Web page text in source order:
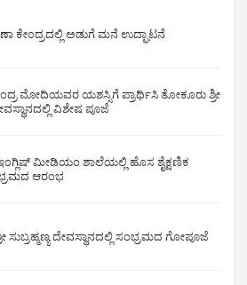
ಕೇಂದ್ರದಲ್ಲಿ ಅಡುಗೆ ಮನೆ ಉದ್ಘಾಟನೆ
ಮೋದಿಯವರ ಯಶಸ್ಸಿಗೆ ಪ್ರಾರ್ಥಿಸಿ ತೋಕೂರು ಶ್ರೀ
ವಿಶೇಷ ಪೂಜೆ
ಮೀಡಿಯಂ ಶಾಲೆಯಲ್ಲಿ ಹೊಸ ಶೈಕ್ಷಣಿಕ
ಆರಂಭ
ಸುಬ್ರಹ್ಮಣ್ಯ ದೇವಸ್ಥಾನದಲ್ಲಿ ಸಂಭ್ರಮದ ಗೋಪೂಜೆ